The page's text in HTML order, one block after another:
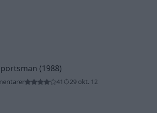
(1988)
41 29 okt. 12